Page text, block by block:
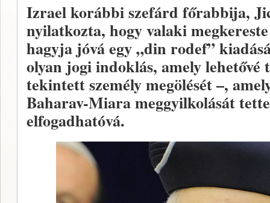
Izrael korábbi szefárd főrabbija,
nyilatkozta, hogy valaki
hagyja jóvá egy „din rodef”
olyan jogi indoklás, amely lehetővé
tekintett személy megölését –,
Baharav-Miara meggyilkolását
elfogadhatóvá.